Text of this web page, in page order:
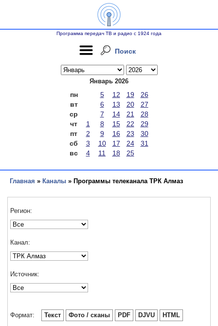
Программа передач ТВ и радио с 1924 года
Поиск
Январь 2026
пн 5 12 19
26
вт
6 13 20
27
ср
7 14 21
28
чт
1 8 15 22
29
пт
2 9 16 23
30
сб
3 10 17 24
31
вс
4 11 18 25
Главная » Каналы » Программы телеканала ТРК Алмаз
Регион:
Канал:
Источник:
Формат: Текст Фото / сканы PDF DJVU HTML